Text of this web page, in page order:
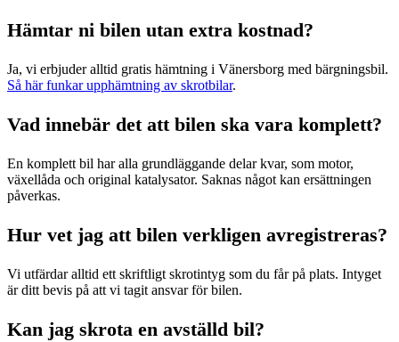
Hämtar ni bilen utan extra kostnad?
Ja, vi erbjuder alltid gratis hämtning i Vänersborg med bärgningsbil.
Så här funkar upphämtning av skrotbilar.
Vad innebär det att bilen ska vara komplett?
En komplett bil har alla grundläggande delar kvar, som motor,
växellåda och original katalysator. Saknas något kan ersättningen
påverkas.
Hur vet jag att bilen verkligen avregistreras?
Vi utfärdar alltid ett skriftligt skrotintyg som du får på plats. Intyget
är ditt bevis på att vi tagit ansvar för bilen.
Kan jag skrota en avställd bil?